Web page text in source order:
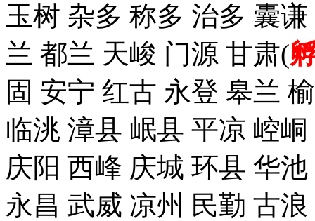
玉树 杂多 称多 治多 囊
兰 都兰 天峻 门源 甘肃(
固 安宁 红古 永登 皋兰
临洮 漳县 岷县 平凉 崆
庆阳 西峰 庆城 环县 华
永昌 武威 凉州 民勤 古